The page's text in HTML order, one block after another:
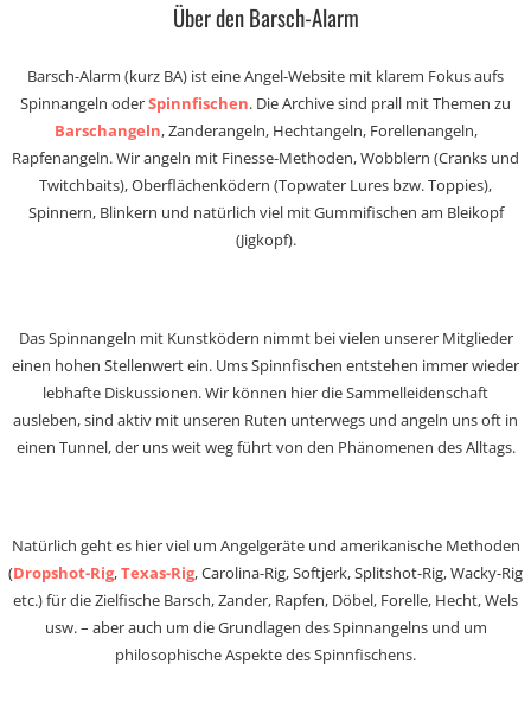
Über den Barsch-Alarm
Barsch-Alarm (kurz BA) ist eine Angel-Website mit klarem Fokus aufs
Spinnangeln oderSpinnfischen. Die Archive sind prall mit Themen zu
Barschangeln, Zanderangeln, Hechtangeln, Forellenangeln,
Rapfenangeln. Wir angeln mit Finesse-Methoden, Wobblern (Cranks und
Twitchbaits), Oberflächenködern (Topwater Lures bzw. Toppies),
Spinnern, Blinkern und natürlich viel mit Gummifischen am Bleikopf
(Jigkopf).
Das Spinnangeln mit Kunstködern nimmt bei vielen unserer Mitglieder
einen hohen Stellenwert ein. Ums Spinnfischen entstehen immer wieder
lebhafte Diskussionen. Wir können hier die Sammelleidenschaft
ausleben, sind aktiv mit unseren Ruten unterwegs und angeln uns oft in
einen Tunnel, der uns weit weg führt von den Phänomenen des Alltags.
Natürlich geht es hier viel um Angelgeräte und amerikanische Methoden
(Dropshot-Rig,Texas-Rig, Carolina-Rig, Softjerk, Splitshot-Rig, Wacky-Rig
etc.) für die Zielfische Barsch, Zander, Rapfen, Döbel, Forelle, Hecht, Wels
usw. – aber auch um die Grundlagen des Spinnangelns und um
philosophische Aspekte des Spinnfischens.